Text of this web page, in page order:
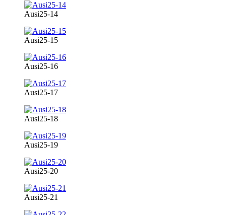
Ausi25-14
Ausi25-15
Ausi25-16
Ausi25-17
Ausi25-18
Ausi25-19
Ausi25-20
Ausi25-21